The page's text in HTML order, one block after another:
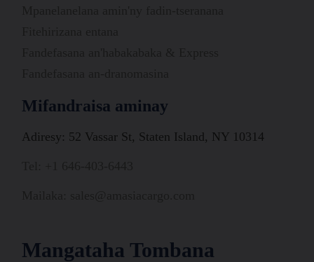
Mifandraisa aminay
Adiresy: 52 Vassar St, Staten Island, NY 10314
Mangataha Tombana